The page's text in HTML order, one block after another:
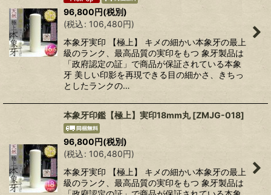
96,800円(税別)
(税込: 106,480円)
本象牙実印 【極上】 キメの細かい本象牙の最上
級のランク、最高品質の実印をもつ 象牙製品は
「政府認定の証」で商品が保証されている本象
牙 美しい印影を再現できる目の細かさ、きちっ
としたランクの…
本象牙印鑑【極上】実印18mm丸 [ZMJG-018]
96,800 円(税別)
(税込: 106,480円)
本象牙実印 【極上】 キメの細かい本象牙の最上
級のランク、最高品質の実印をもつ 象牙製品は